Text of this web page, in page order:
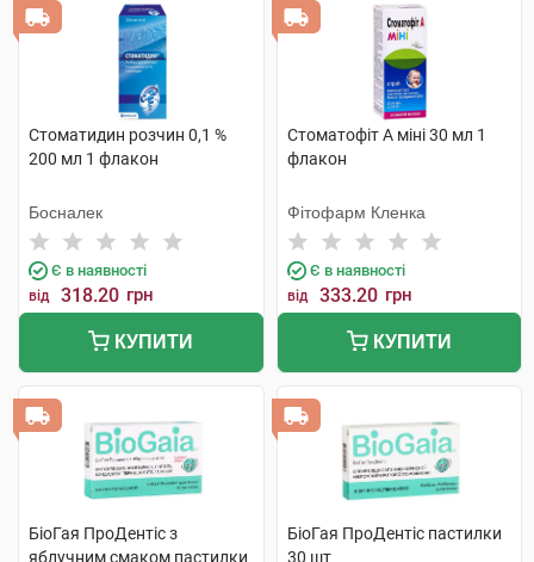
Стоматидин розчин 0,1 %
200 мл 1 флакон
Босналек
Є в наявності
від 318.20 грн
КУПИТИ
Стоматофіт А міні 30 мл 1
флакон
Фітофарм Кленка
Є в наявності
від 333.20 грн
КУПИТИ
БіоГая ПроДентіс з
яблучним смаком пастилки
БіоГая ПроДентіс пастилки
30 шт